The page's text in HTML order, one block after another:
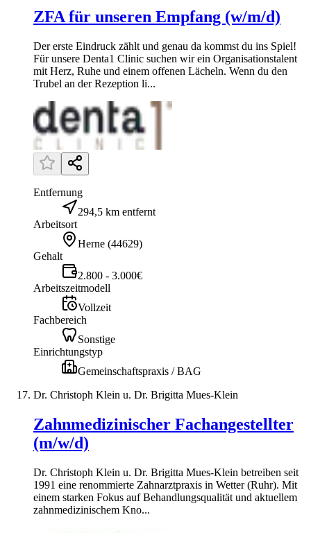
ZFA für unseren Empfang (w/m/d)
Der erste Eindruck zählt und genau da kommst du ins Spiel!
Für unsere Denta1 Clinic suchen wir ein Organisationstalent
mit Herz, Ruhe und einem offenen Lächeln. Wenn du den
Trubel an der Rezeption li...
Entfernung
294,5 km entfernt
Arbeitsort
Herne (44629)
Gehalt
2.800 - 3.000€
Arbeitszeitmodell
Vollzeit
Fachbereich
Sonstige
Einrichtungstyp
Gemeinschaftspraxis / BAG
Dr. Christoph Klein u. Dr. Brigitta Mues-Klein
Zahnmedizinischer Fachangestellter
(m/w/d)
Dr. Christoph Klein u. Dr. Brigitta Mues-Klein betreiben seit
1991 eine renommierte Zahnarztpraxis in Wetter (Ruhr). Mit
einem starken Fokus auf Behandlungsqualität und aktuellem
zahnmedizinischem Kno...